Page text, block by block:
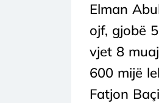
Elman
ojf, gjobë
vjet 8
600 mijë
Fatjon